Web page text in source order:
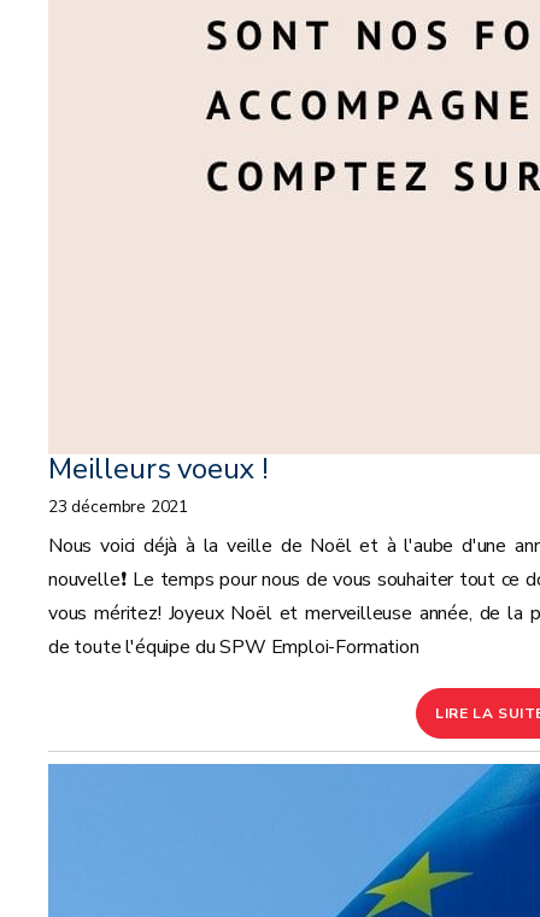
Meilleurs voeux !
23 décembre 2021
Nous voici déjà à la veille de Noël et à l'aube d'une
nouvelle❗ Le temps pour nous de vous souhaiter tout ce
vous méritez! Joyeux Noël et merveilleuse année, de la
de toute l'équipe du SPW Emploi-Formation
LIRE LA